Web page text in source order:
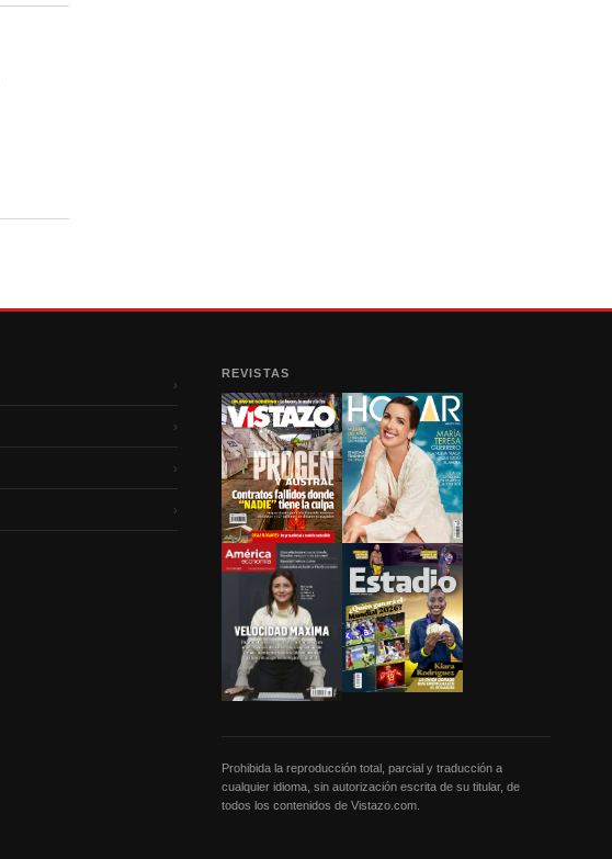
›
›
›
›
REVISTAS
Prohibida la reproducción total, parcial y traducción a
cualquier idioma, sin autorización escrita de su titular, de
todos los contenidos de Vistazo.com.